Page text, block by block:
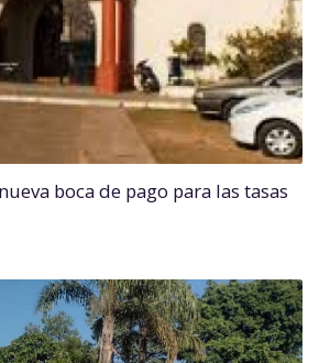
boca de pago para las tasas